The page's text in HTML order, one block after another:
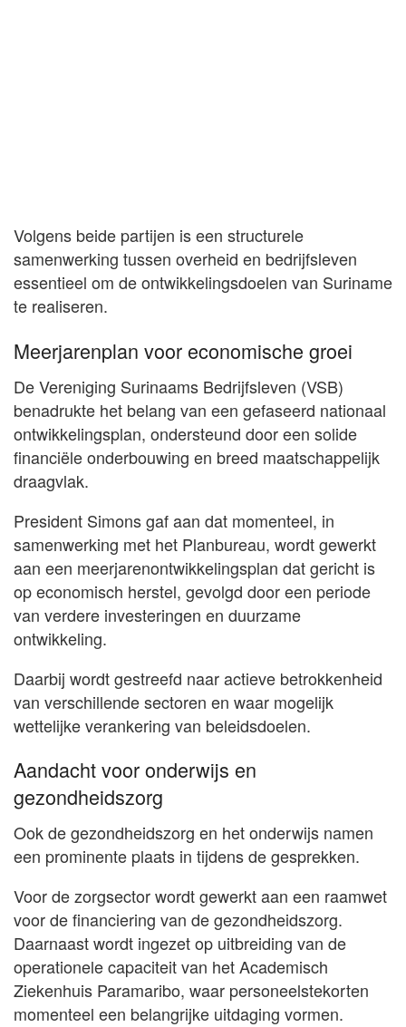
Volgens beide partijen is een structurele
samenwerking tussen overheid en bedrijfsleven
essentieel om de ontwikkelingsdoelen van Suriname
te realiseren.
Meerjarenplan voor economische groei
De Vereniging Surinaams Bedrijfsleven (VSB)
benadrukte het belang van een gefaseerd nationaal
ontwikkelingsplan, ondersteund door een solide
financiële onderbouwing en breed maatschappelijk
draagvlak.
President Simons gaf aan dat momenteel, in
samenwerking met het Planbureau, wordt gewerkt
aan een meerjarenontwikkelingsplan dat gericht is
op economisch herstel, gevolgd door een periode
van verdere investeringen en duurzame
ontwikkeling.
Daarbij wordt gestreefd naar actieve betrokkenheid
van verschillende sectoren en waar mogelijk
wettelijke verankering van beleidsdoelen.
Aandacht voor onderwijs en
gezondheidszorg
Ook de gezondheidszorg en het onderwijs namen
een prominente plaats in tijdens de gesprekken.
Voor de zorgsector wordt gewerkt aan een raamwet
voor de financiering van de gezondheidszorg.
Daarnaast wordt ingezet op uitbreiding van de
operationele capaciteit van het Academisch
Ziekenhuis Paramaribo, waar personeelstekorten
momenteel een belangrijke uitdaging vormen.